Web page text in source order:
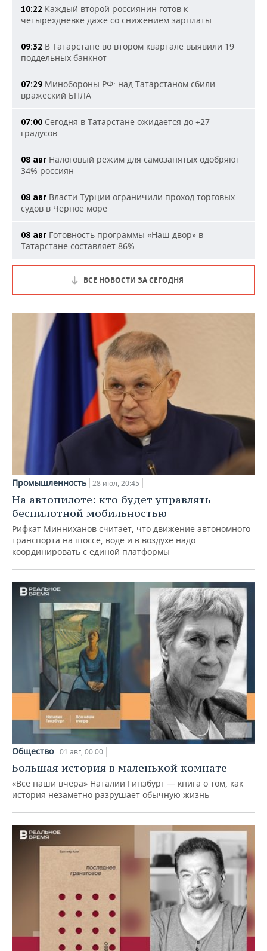
10:22 Каждый второй россиянин готов к
четырехдневке даже со снижением зарплаты
09:32 В Татарстане во втором квартале выявили 19
поддельных банкнот
07:29 Минобороны РФ: над Татарстаном сбили
вражеский БПЛА
07:00 Сегодня в Татарстане ожидается до +27
градусов
08 авг Налоговый режим для самозанятых одобряют
34% россиян
08 авг Власти Турции ограничили проход торговых
судов в Черное море
08 авг Готовность программы «Наш двор» в
Татарстане составляет 86%
ВСЕ НОВОСТИ ЗА СЕГОДНЯ
Промышленность 28 июл, 20:45
На автопилоте: кто будет управлять
беспилотной мобильностью
Рифкат Минниханов считает, что движение автономного
транспорта на шоссе, воде и в воздухе надо
координировать с единой платформы
Общество 01 авг, 00:00
Большая история в маленькой комнате
«Все наши вчера» Наталии Гинзбург — книга о том, как
история незаметно разрушает обычную жизнь